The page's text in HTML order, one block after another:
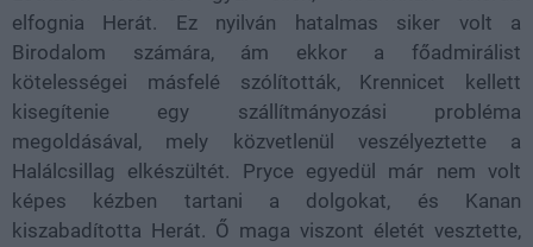
elfognia Herát. Ez nyilván hatalmas siker volt a
Birodalom számára, ám ekkor a főadmirálist
kötelességei másfelé szólították, Krennicet kellett
kisegítenie egy szállítmányozási probléma
megoldásával, mely közvetlenül veszélyeztette a
Halálcsillag elkészültét. Pryce egyedül már nem volt
képes kézben tartani a dolgokat, és Kanan
kiszabadította Herát. Ő maga viszont életét vesztette,